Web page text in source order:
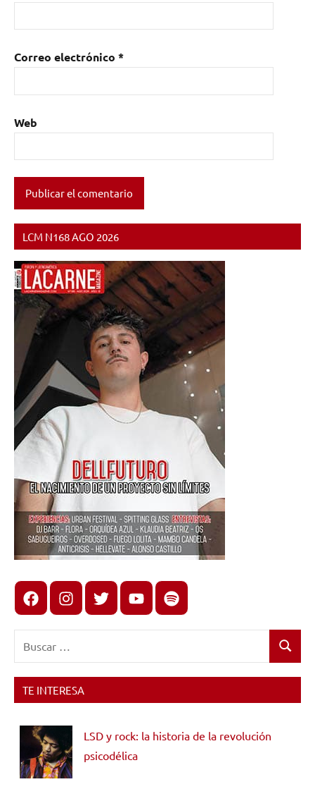
Correo electrónico *
Web
LCM N168 AGO 2026
FacebookInstagram
X youtubespotify
Buscar
TE INTERESA
LSD y rock: la historia de la revolución
psicodélica